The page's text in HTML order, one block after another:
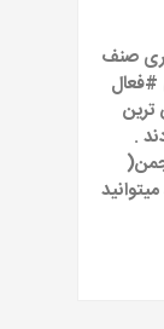
صنف
#فعال
ترین
.